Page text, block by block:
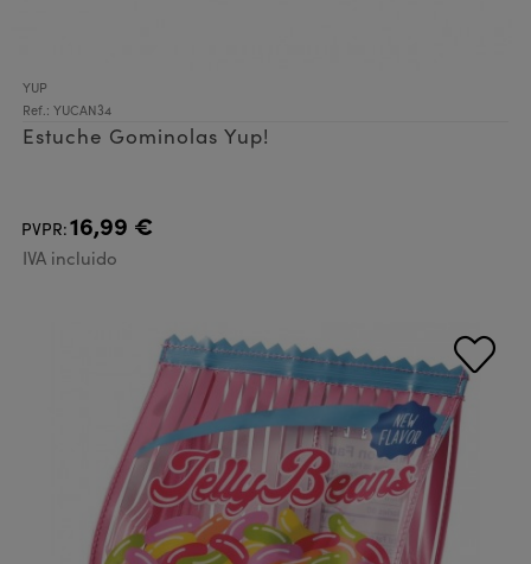
YUP
Ref.: YUCAN34
Estuche Gominolas Yup!
PVPR:16,99 €
IVA incluido